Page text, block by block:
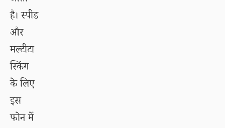
है। स्पीड
और
मल्टीटा
स्किंग
के लिए
इस
फोन में